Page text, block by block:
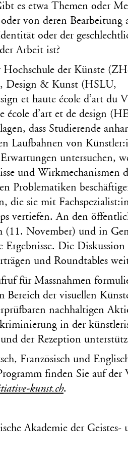
es etwa Themen oder
von deren Bearbeitung
oder der
Arbeit ist?
der Künste
Design & Kunst (HSLU,
et haute école d’art du
d’art et de design
dass Studierende
Laufbahnen von
untersuchen,
und Wirkmechanismen
Problematiken
die sie mit
vertiefen. An den
(11. November) und in
Ergebnisse. Die
und Roundtables
für Massnahmen
der visuellen
nachhaltigen
in der
der Rezeption
Französisch und
finden Sie auf der
kunst.ch.
Akademie der Geistes-